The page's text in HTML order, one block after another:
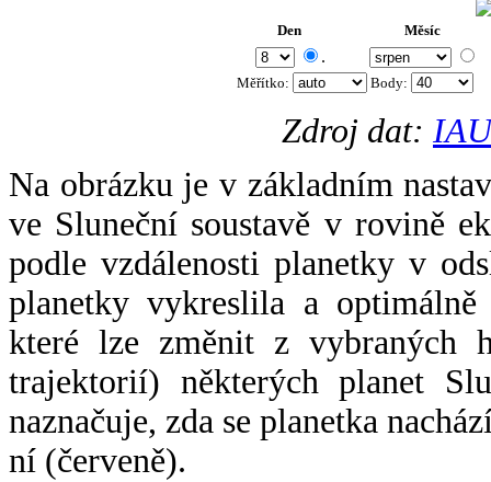
Den Měsíc
.
Měřítko: Body:
Zdroj dat:
Na obrázku je v základním
ve Sluneční soustavě v rovině
podle vzdálenosti planetky v
planetky vykreslila a
které lze změnit z vybraných
trajektorií) některých planet
naznačuje, zda se planetka
ní (červeně).